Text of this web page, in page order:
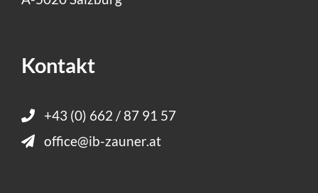
Kontakt
+43 (0) 662 / 87 91 57
office@ib-zauner.at